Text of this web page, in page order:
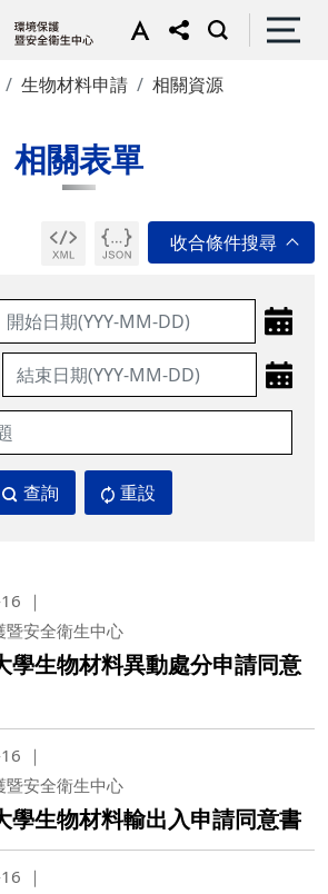
生物材料申請
相關資源
相關表單
查詢 重設
暨安全衛生中心
學生物材料異動處分申請同意
暨安全衛生中心
學生物材料輸出入申請同意書